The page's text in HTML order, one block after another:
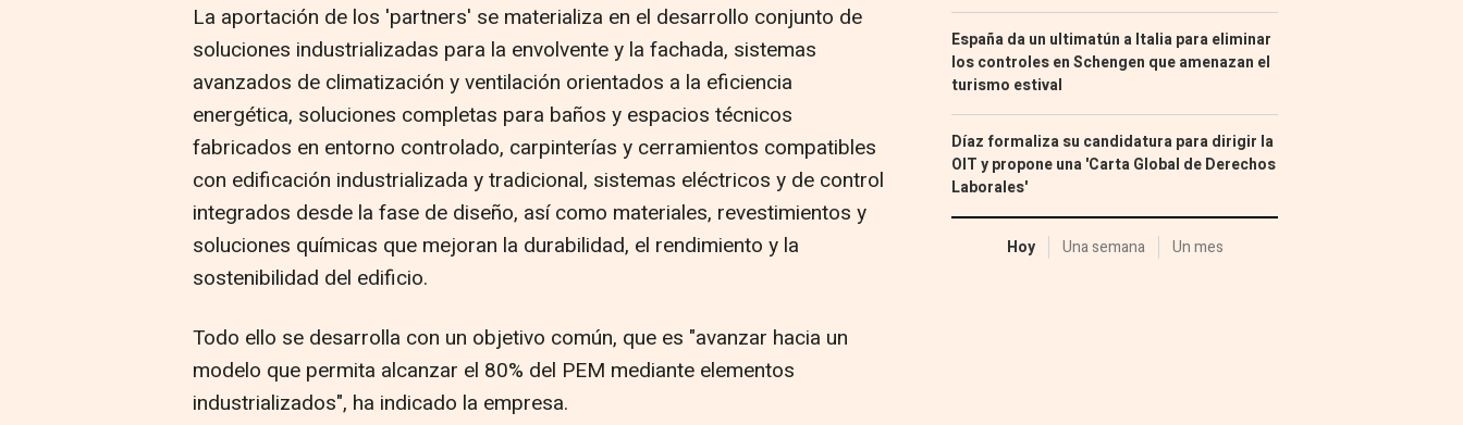
La aportación de los 'partners' se materializa en el desarrollo conjunto de
soluciones industrializadas para la envolvente y la fachada, sistemas
avanzados de climatización y ventilación orientados a la eficiencia
energética, soluciones completas para baños y espacios técnicos
fabricados en entorno controlado, carpinterías y cerramientos compatibles
con edificación industrializada y tradicional, sistemas eléctricos y de control
integrados desde la fase de diseño, así como materiales, revestimientos y
soluciones químicas que mejoran la durabilidad, el rendimiento y la
sostenibilidad del edificio.
Todo ello se desarrolla con un objetivo común, que es "avanzar hacia un
modelo que permita alcanzar el 80% del PEM mediante elementos
industrializados", ha indicado la empresa.
España da un ultimatún a Italia para eliminar
los controles en Schengen que amenazan el
turismo estival
Díaz formaliza su candidatura para dirigir la
OIT y propone una 'Carta Global de Derechos
Laborales'
Hoy Una semana Un mes